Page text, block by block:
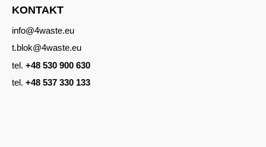
KONTAKT
info@4waste.eu
t.blok@4waste.eu
tel. +48 530 900 630
tel. +48 537 330 133